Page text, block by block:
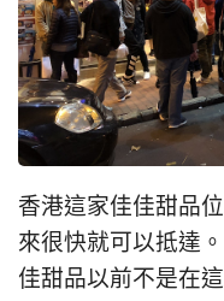
香港這家佳佳甜品
來很快就可以抵達
佳甜品以前不是在